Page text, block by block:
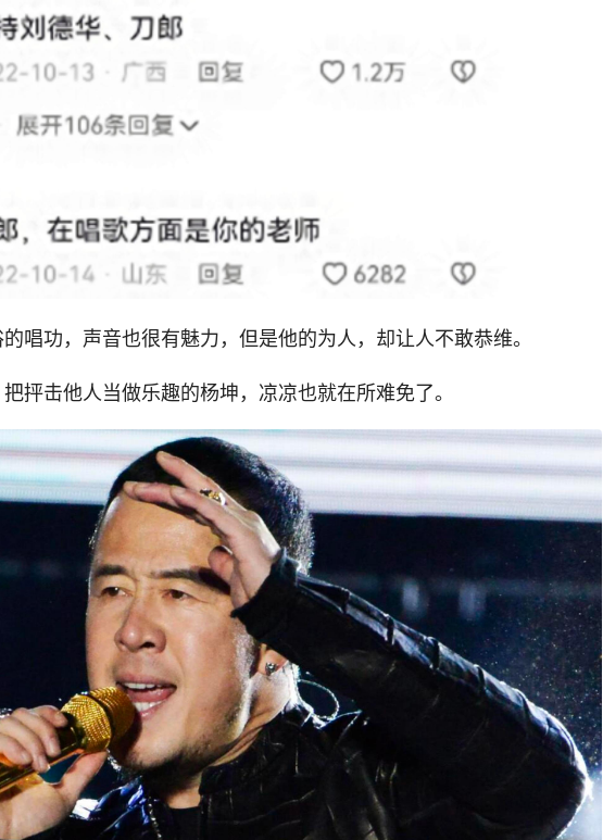
唱功，声音也很有魅力，但是他的为人，却让人不敢恭维。
抨击他人当做乐趣的杨坤，凉凉也就在所难免了。